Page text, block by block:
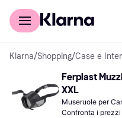
Per il tuo shopping
Klarna/Shopping/Case e
Ferplast
XXL
Museruole per
Confronta i prezzi